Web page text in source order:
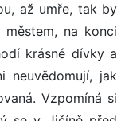
až umře, tak by
na konci
krásné dívky a
neuvědomují, jak
Vzpomíná si